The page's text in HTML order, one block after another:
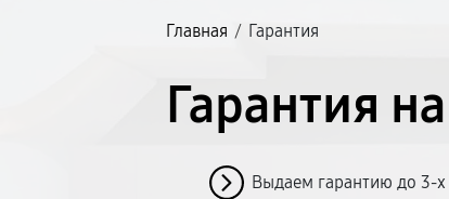
Главная / Гарантия
Гарантия
Выдаем гарантию до 3-х